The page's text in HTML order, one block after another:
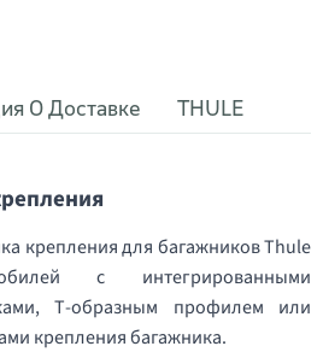
О Доставке THULE
крепления для багажников Thule
с интегрированными
Т-образным профилем или
крепления багажника.